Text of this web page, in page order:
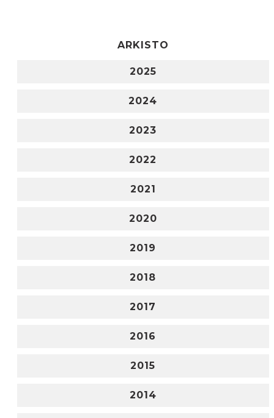
ARKISTO
2025
2024
2023
2022
2021
2020
2019
2018
2017
2016
2015
2014